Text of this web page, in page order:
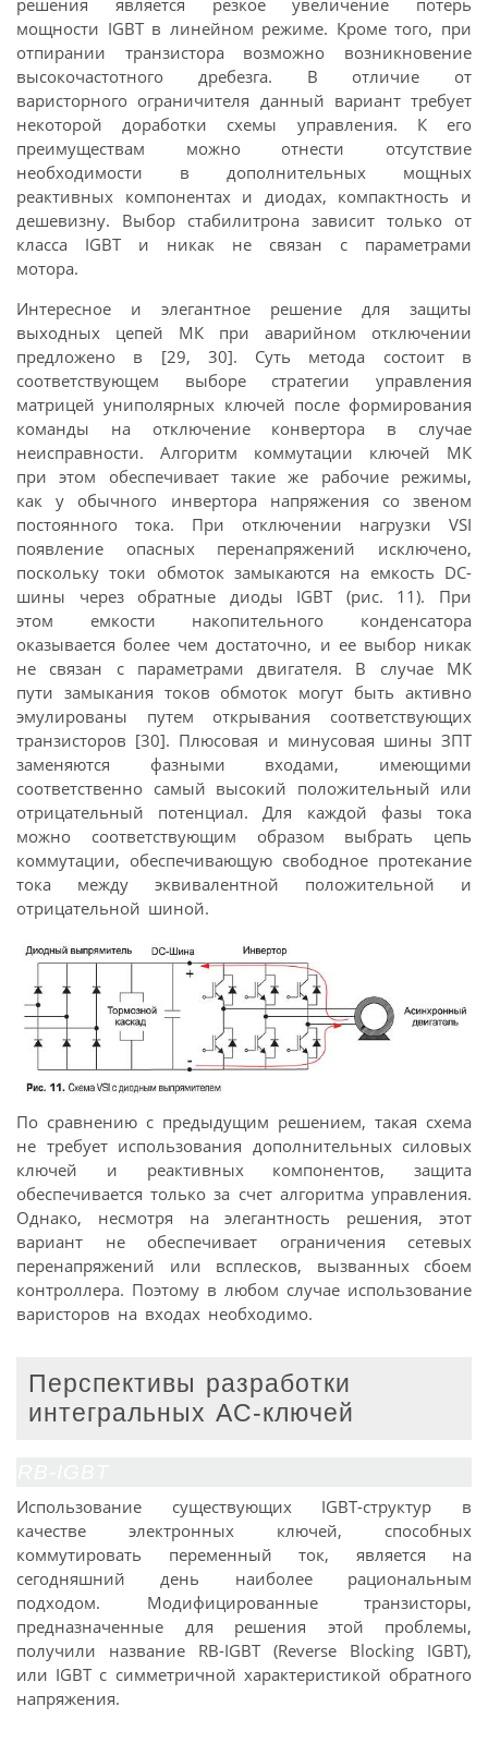
решения является резкое увеличение потерь
мощности IGBT в линейном режиме. Кроме того, при
отпирании транзистора возможно возникновение
высокочастотного дребезга. В отличие от
варисторного ограничителя данный вариант требует
некоторой доработки схемы управления. К его
преимуществам можно отнести отсутствие
необходимости в дополнительных мощных
реактивных компонентах и диодах, компактность и
дешевизну. Выбор стабилитрона зависит только от
класса IGBT и никак не связан с параметрами
мотора.
Интересное и элегантное решение для защиты
выходных цепей МК при аварийном отключении
предложено в [29, 30]. Суть метода состоит в
соответствующем выборе стратегии управления
матрицей униполярных ключей после формирования
команды на отключение конвертора в случае
неисправности. Алгоритм коммутации ключей МК
при этом обеспечивает такие же рабочие режимы,
как у обычного инвертора напряжения со звеном
постоянного тока. При отключении нагрузки VSI
появление опасных перенапряжений исключено,
поскольку токи обмоток замыкаются на емкость DC-
шины через обратные диоды IGBT (рис. 11). При
этом емкости накопительного конденсатора
оказывается более чем достаточно, и ее выбор никак
не связан с параметрами двигателя. В случае МК
пути замыкания токов обмоток могут быть активно
эмулированы путем открывания соответствующих
транзисторов [30]. Плюсовая и минусовая шины ЗПТ
заменяются фазными входами, имеющими
соответственно самый высокий положительный или
отрицательный потенциал. Для каждой фазы тока
можно соответствующим образом выбрать цепь
коммутации, обеспечивающую свободное протекание
тока между эквивалентной положительной и
отрицательной шиной.
По сравнению с предыдущим решением, такая схема
не требует использования дополнительных силовых
ключей и реактивных компонентов, защита
обеспечивается только за счет алгоритма управления.
Однако, несмотря на элегантность решения, этот
вариант не обеспечивает ограничения сетевых
перенапряжений или всплесков, вызванных сбоем
контроллера. Поэтому в любом случае использование
варисторов на входах необходимо.
Перспективы разработки
интегральных АС-ключей
Использование существующих IGBT-структур в
качестве электронных ключей, способных
коммутировать переменный ток, является на
сегодняшний день наиболее рациональным
подходом. Модифицированные транзисторы,
предназначенные для решения этой проблемы,
получили название RB-IGBT (Reverse Blocking IGBT),
или IGBT с симметричной характеристикой обратного
напряжения.